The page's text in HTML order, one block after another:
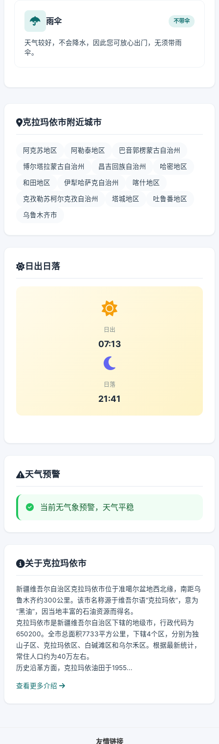
雨伞 不带伞
天气较好，不会降水，因此您可放心出门，无须带雨
伞。
克拉玛依市附近城市
阿克苏地区 阿勒泰地区 巴音郭楞蒙古自治州
博尔塔拉蒙古自治州 昌吉回族自治州 哈密地区
和田地区 伊犁哈萨克自治州 喀什地区
克孜勒苏柯尔克孜自治州 塔城地区 吐鲁番地区
乌鲁木齐市
日出日落
日出
07:13
日落
21:41
天气预警
当前无气象预警，天气平稳
关于克拉玛依市
新疆维吾尔自治区克拉玛依市位于准噶尔盆地西北缘，南距乌
鲁木齐约300公里。该市名称源于维吾尔语“克拉玛依”，意为
“黑油”，因当地丰富的石油资源而得名。
克拉玛依市是新疆维吾尔自治区下辖的地级市，行政代码为
650200。全市总面积7733平方公里，下辖4个区，分别为独
山子区、克拉玛依区、白碱滩区和乌尔禾区。根据最新统计，
常住人口约为40万左右。
历史沿革方面，克拉玛依油田于1955...
查看更多介绍
友情链接